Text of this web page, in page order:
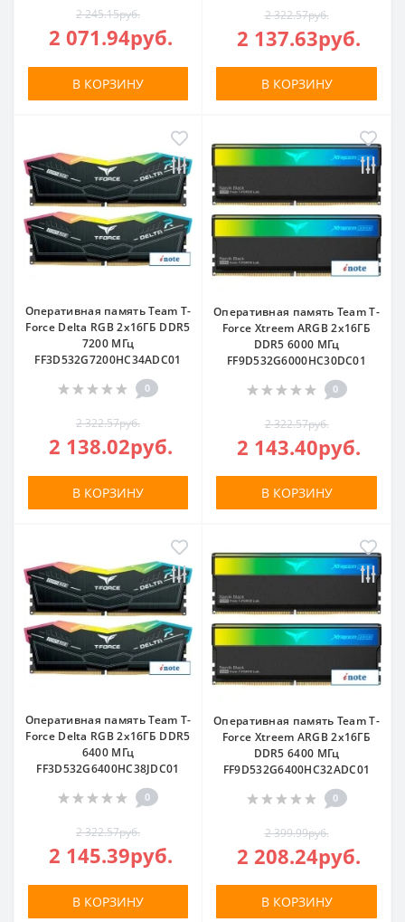
2 245.15руб.
2 071.94руб.
В КОРЗИНУ
2 322.57руб.
2 137.63руб.
В КОРЗИНУ
Оперативная память Team T-
Force Delta RGB 2x16ГБ DDR5
7200 МГц
FF3D532G7200HC34ADC01
0
2 322.57руб.
2 138.02руб.
В КОРЗИНУ
Оперативная память Team T-
Force Xtreem ARGB 2x16ГБ
DDR5 6000 МГц
FF9D532G6000HC30DC01
0
2 322.57руб.
2 143.40руб.
В КОРЗИНУ
Оперативная память Team T-
Force Delta RGB 2x16ГБ DDR5
6400 МГц
FF3D532G6400HC38JDC01
0
2 322.57руб.
2 145.39руб.
В КОРЗИНУ
Оперативная память Team T-
Force Xtreem ARGB 2x16ГБ
DDR5 6400 МГц
FF9D532G6400HC32ADC01
0
2 399.99руб.
2 208.24руб.
В КОРЗИНУ